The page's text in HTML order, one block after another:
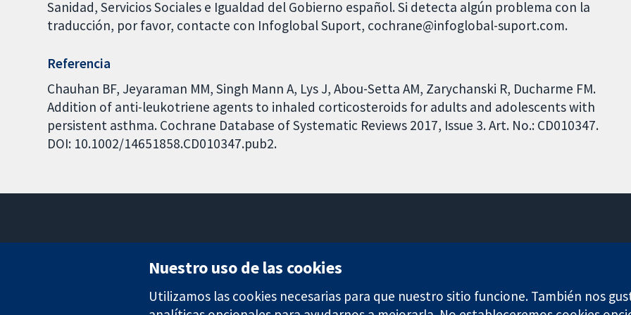
Sanidad, Servicios Sociales e Igualdad del Gobierno español. Si detecta algún problema con la
traducción, por favor, contacte con Infoglobal Suport, cochrane@infoglobal-suport.com.
Referencia
Chauhan BF, Jeyaraman MM, Singh Mann A, Lys J, Abou-Setta AM, Zarychanski R, Ducharme FM.
Addition of anti-leukotriene agents to inhaled corticosteroids for adults and adolescents with
persistent asthma. Cochrane Database of Systematic Reviews 2017, Issue 3. Art. No.: CD010347.
DOI: 10.1002/14651858.CD010347.pub2.
Londres
Reino Unido
Nuestro uso de las cookies
Utilizamos las cookies necesarias para que nuestro sitio funcione. También nos